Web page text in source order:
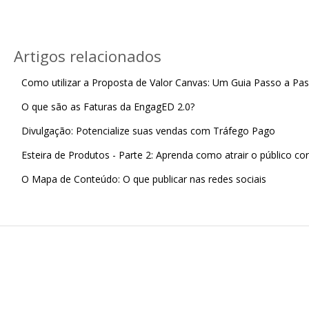
Artigos relacionados
Como utilizar a Proposta de Valor Canvas: Um Guia Passo a
O que são as Faturas da EngagED 2.0?
Divulgação: Potencialize suas vendas com Tráfego Pago
Esteira de Produtos - Parte 2: Aprenda como atrair o público
O Mapa de Conteúdo: O que publicar nas redes sociais